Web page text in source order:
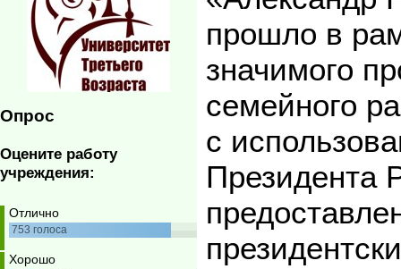
Опрос
Оцените работу
учреждения:
Отлично
753голоса
Хорошо
прошло в
значимого
семейного
с
Президента